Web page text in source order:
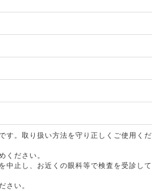
す。取り扱い方法を守り正しくご使用くだ
ください。
中止し、お近くの眼科等で検査を受診して
さい。